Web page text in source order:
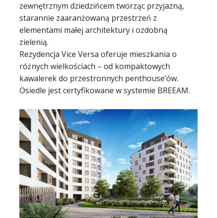
zewnętrznym dziedzińcem tworząc przyjazną,
starannie zaaranżowaną przestrzeń z
elementami małej architektury i ozdobną
zielenią.
Rezydencja Vice Versa oferuje mieszkania o
różnych wielkościach – od kompaktowych
kawalerek do przestronnych penthouse’ów.
Osiedle jest certyfikowane w systemie BREEAM.